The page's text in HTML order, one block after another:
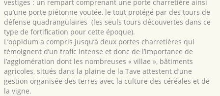
vestiges : un rempart comprenant une porte charretière ainsi
qu’une porte piétonne voutée, le tout protégé par des tours de
défense quadrangulaires (les seuls tours découvertes dans ce
type de fortification pour cette époque).
L’oppidum a compris jusqu’à deux portes charretières qui
témoignent d’un trafic intense et donc de l’importance de
l’agglomération dont les nombreuses « villae », bâtiments
agricoles, situés dans la plaine de la Tave attestent d’une
gestion organisée des terres avec la culture des céréales et de
la vigne.